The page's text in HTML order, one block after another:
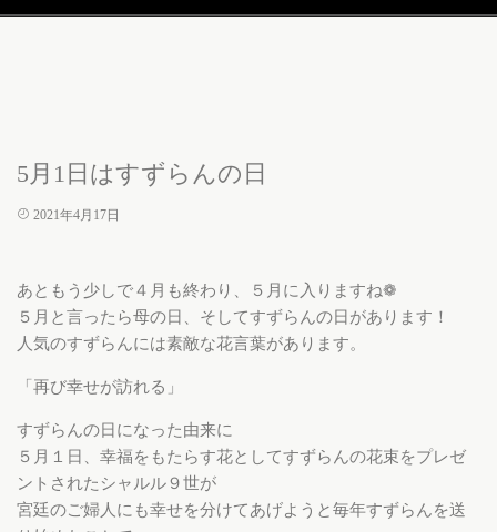
5月1日はすずらんの日
2021年4月17日
あともう少しで４月も終わり、５月に入りますね❁
５月と言ったら母の日、そしてすずらんの日があります！
人気のすずらんには素敵な花言葉があります。
「再び幸せが訪れる」
すずらんの日になった由来に
５月１日、幸福をもたらす花としてすずらんの花束をプレゼ
ントされたシャルル９世が
宮廷のご婦人にも幸せを分けてあげようと毎年すずらんを送